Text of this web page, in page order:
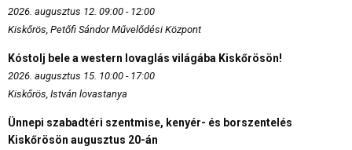
2026. augusztus 12. 09:00 - 12:00
Kiskőrös, Petőfi Sándor Művelődési Központ
Kóstolj bele a western lovaglás világába Kiskőrösön!
2026. augusztus 15. 10:00 - 17:00
Kiskőrös, István lovastanya
Ünnepi szabadtéri szentmise, kenyér- és borszentelés
Kiskőrösön augusztus 20-án